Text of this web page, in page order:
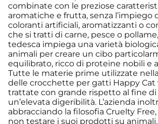
combinate con le preziose
aromatiche e frutta, senza l’impiego
coloranti artificiali, aromatizzanti o
che si tratti di carne, pesce o pollame,
tedesca impiega una varietà
animali per creare un cibo
equilibrato, ricco di proteine nobili e
Tutte le materie prime utilizzate
delle crocchette per gatti Happy
trattate con grande rispetto al fine di
un’elevata digeribilità. L’azienda
abbracciando la filosofia Cruelty
non testare i suoi prodotti su animali.